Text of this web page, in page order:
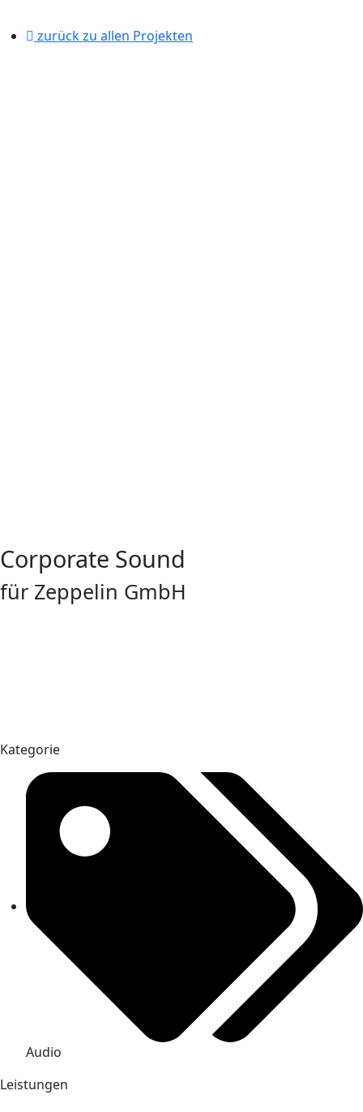
zurück zu allen Projekten
Corporate Sound
für Zeppelin GmbH
Kategorie
Audio
Leistungen